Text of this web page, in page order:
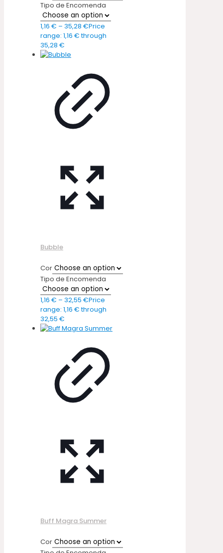
Tipo de Encomenda
1,16 € – 35,28 €Price
range: 1,16 € through
35,28 €
Bubble
Cor
Tipo de Encomenda
1,16 € – 32,55 €Price
range: 1,16 € through
32,55 €
Buff Magra Summer
Cor